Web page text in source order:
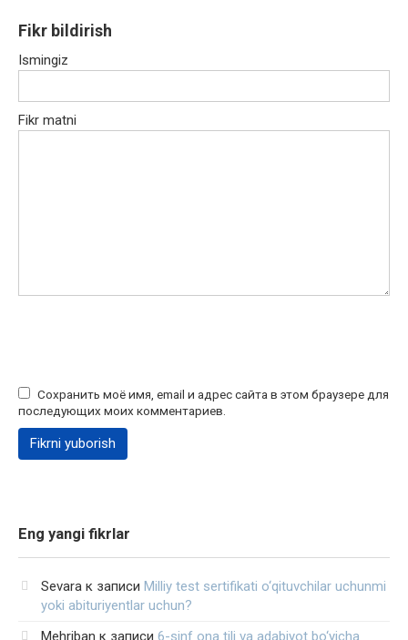
Fikr bildirish
Ismingiz
Fikr matni
Сохранить моё имя, email и адрес сайта в этом браузере для
последующих моих комментариев.
Eng yangi fikrlar
Sevara к записи Milliy test sertifikati o‘qituvchilar uchunmi
yoki abituriyentlar uchun?
Mehriban к записи 6-sinf ona tili va adabiyot bo‘yicha